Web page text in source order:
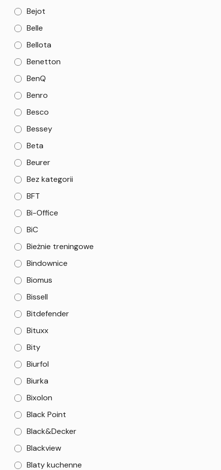
Bejot
Belle
Bellota
Benetton
BenQ
Benro
Besco
Bessey
Beta
Beurer
Bez kategorii
BFT
Bi-Office
BiC
Bieżnie treningowe
Bindownice
Biomus
Bissell
Bitdefender
Bituxx
Bity
Biurfol
Biurka
Bixolon
Black Point
Black&Decker
Blackview
Blaty kuchenne